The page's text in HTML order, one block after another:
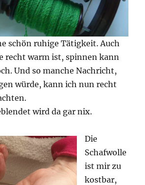
schön ruhige Tätigkeit. Auch
recht warm ist, spinnen kann
Und so manche Nachricht,
würde, kann ich nun recht
wird da gar nix.
Die
Schafwolle
ist mir zu
kostbar,